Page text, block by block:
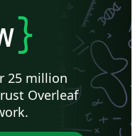
}
25 million
Overleaf